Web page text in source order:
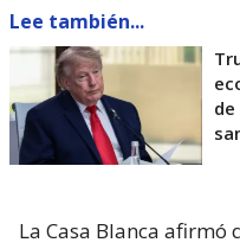
Lee también...
La Casa Blanca